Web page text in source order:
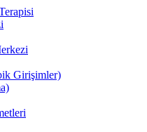
Girişimler)